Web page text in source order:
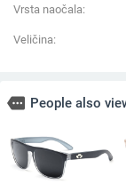
Vrsta naočala:
Veličina:
more People also